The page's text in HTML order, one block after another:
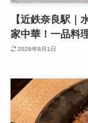
【近鉄奈良駅｜
家中華！一品料
2026年8月1日